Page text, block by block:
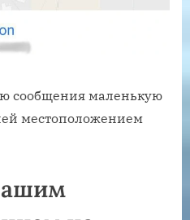
сообщения маленькую
местоположением